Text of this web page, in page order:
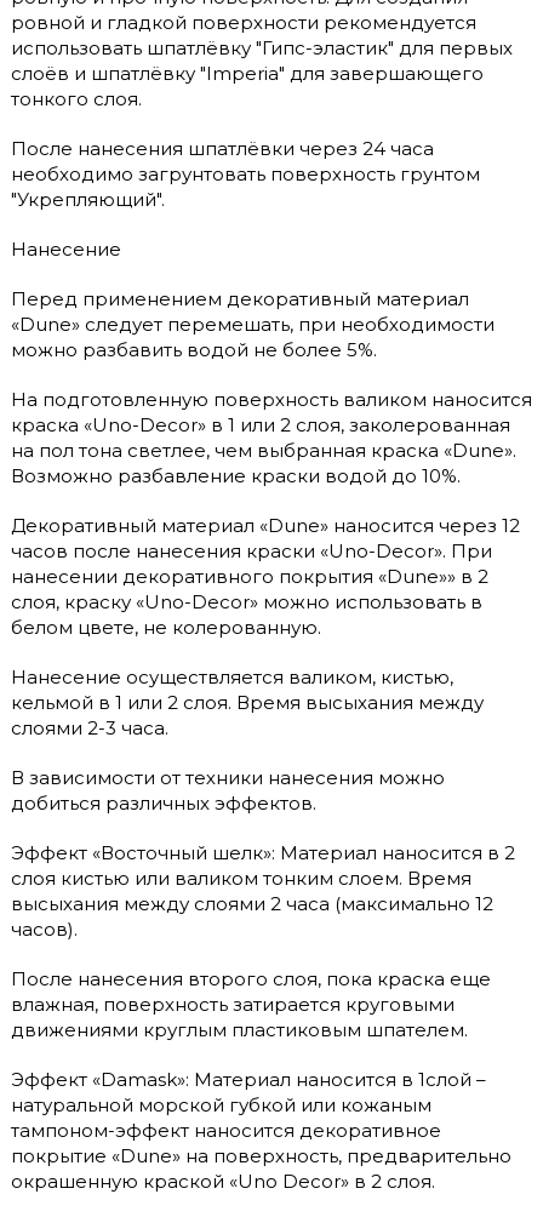
ровной и гладкой поверхности рекомендуется
использовать шпатлёвку "Гипс-эластик" для первых
слоёв и шпатлёвку "Imperia" для завершающего
тонкого слоя.
После нанесения шпатлёвки через 24 часа
необходимо загрунтовать поверхность грунтом
"Укрепляющий".
Нанесение
Перед применением декоративный материал
«Dune» следует перемешать, при необходимости
можно разбавить водой не более 5%.
На подготовленную поверхность валиком наносится
краска «Uno-Decor» в 1 или 2 слоя, заколерованная
на пол тона светлее, чем выбранная краска «Dune».
Возможно разбавление краски водой до 10%.
Декоративный материал «Dune» наносится через 12
часов после нанесения краски «Uno-Decor». При
нанесении декоративного покрытия «Dune»» в 2
слоя, краску «Uno-Decor» можно использовать в
белом цвете, не колерованную.
Нанесение осуществляется валиком, кистью,
кельмой в 1 или 2 слоя. Время высыхания между
слоями 2-3 часа.
В зависимости от техники нанесения можно
добиться различных эффектов.
Эффект «Восточный шелк»: Материал наносится в 2
слоя кистью или валиком тонким слоем. Время
высыхания между слоями 2 часа (максимально 12
часов).
После нанесения второго слоя, пока краска еще
влажная, поверхность затирается круговыми
движениями круглым пластиковым шпателем.
Эффект «Damask»: Материал наносится в 1слой –
натуральной морской губкой или кожаным
тампоном-эффект наносится декоративное
покрытие «Dune» на поверхность, предварительно
окрашенную краской «Uno Decor» в 2 слоя.